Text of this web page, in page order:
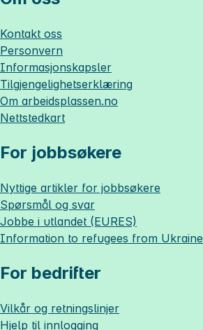
Kontakt oss
Personvern
Informasjonskapsler
Tilgjengelighetserklæring
Om arbeidsplassen.no
Nettstedkart
For jobbsøkere
Nyttige artikler for jobbsøkere
Spørsmål og svar
Jobbe i utlandet (EURES)
Information to refugees from Ukraine
For bedrifter
Vilkår og retningslinjer
Hjelp til innlogging